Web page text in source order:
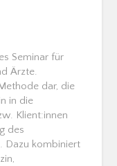
Seminar für
Ärzte.
dar, die
in die
Klient:innen
des
Dazu kombiniert